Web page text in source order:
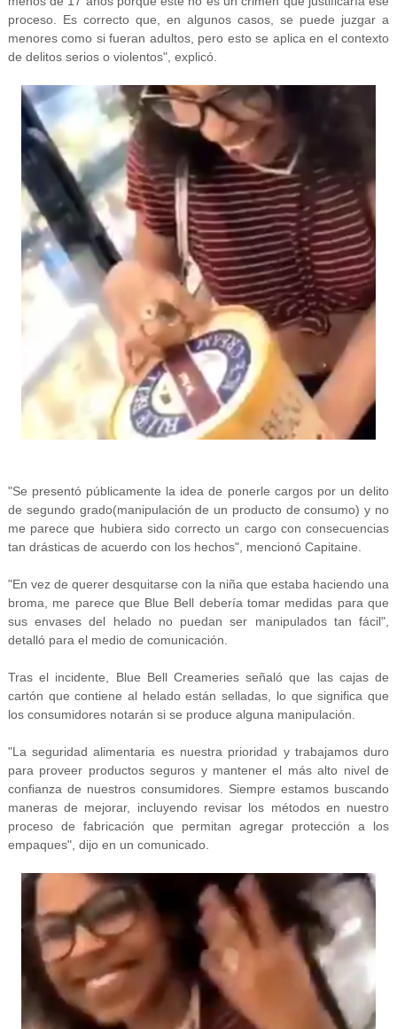
proceso. Es correcto que, en algunos casos, se puede juzgar a
menores como si fueran adultos, pero esto se aplica en el contexto
de delitos serios o violentos", explicó.
"Se presentó públicamente la idea de ponerle cargos por un delito
de segundo grado(manipulación de un producto de consumo) y no
me parece que hubiera sido correcto un cargo con consecuencias
tan drásticas de acuerdo con los hechos", mencionó Capitaine.
"En vez de querer desquitarse con la niña que estaba haciendo una
broma, me parece que Blue Bell debería tomar medidas para que
sus envases del helado no puedan ser manipulados tan fácil",
detalló para el medio de comunicación.
Tras el incidente, Blue Bell Creameries señaló que las cajas de
cartón que contiene al helado están selladas, lo que significa que
los consumidores notarán si se produce alguna manipulación.
"La seguridad alimentaria es nuestra prioridad y trabajamos duro
para proveer productos seguros y mantener el más alto nivel de
confianza de nuestros consumidores. Siempre estamos buscando
maneras de mejorar, incluyendo revisar los métodos en nuestro
proceso de fabricación que permitan agregar protección a los
empaques", dijo en un comunicado.